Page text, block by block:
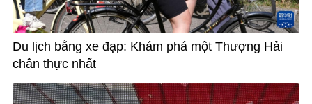
Du lịch bằng xe đạp: Khám phá một Thượng Hải
chân thực nhất